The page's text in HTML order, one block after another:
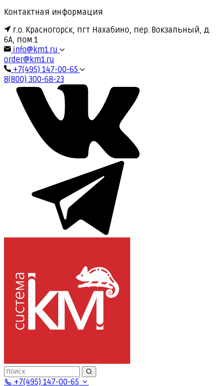
Контактная информация
г.о. Красногорск, пгт Нахабино, пер. Вокзальный, д.
6А, пом.1
info@km1.ru
order@km1.ru
+7(495) 147-00-65
8(800) 300-68-23
+7(495) 147-00-65